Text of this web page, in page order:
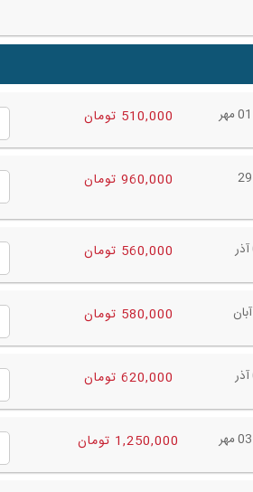
510,000 تومان
27 شهریور الی 29 960,000 تومان
560,000 تومان
580,000 تومان
620,000 تومان
1,250,000 تومان